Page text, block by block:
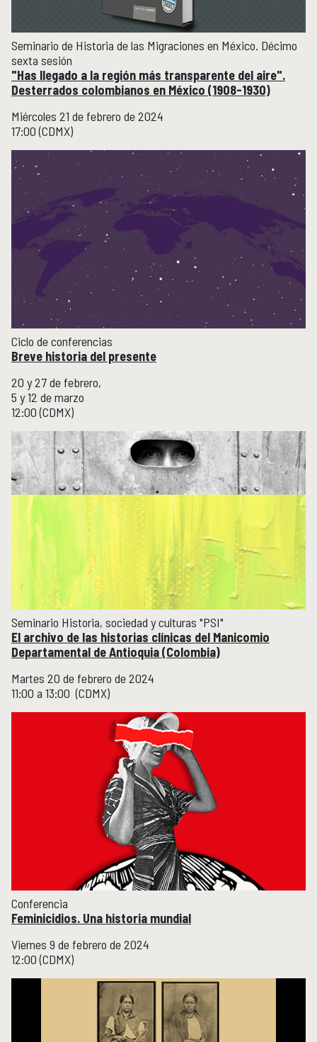
Seminario de Historia de las Migraciones en México. Décimo
sexta sesión
"Has llegado a la región más transparente del aire".
Desterrados colombianos en México (1908-1930)
Miércoles 21 de febrero de 2024
17:00 (CDMX)
Ciclo de conferencias
Breve historia del presente
20 y 27 de febrero,
5 y 12 de marzo
12:00 (CDMX)
Seminario Historia, sociedad y culturas "PSI"
El archivo de las historias clínicas del Manicomio
Departamental de Antioquia (Colombia)
Martes 20 de febrero de 2024
11:00 a 13:00 (CDMX)
Conferencia
Feminicidios. Una historia mundial
Viernes 9 de febrero de 2024
12:00 (CDMX)